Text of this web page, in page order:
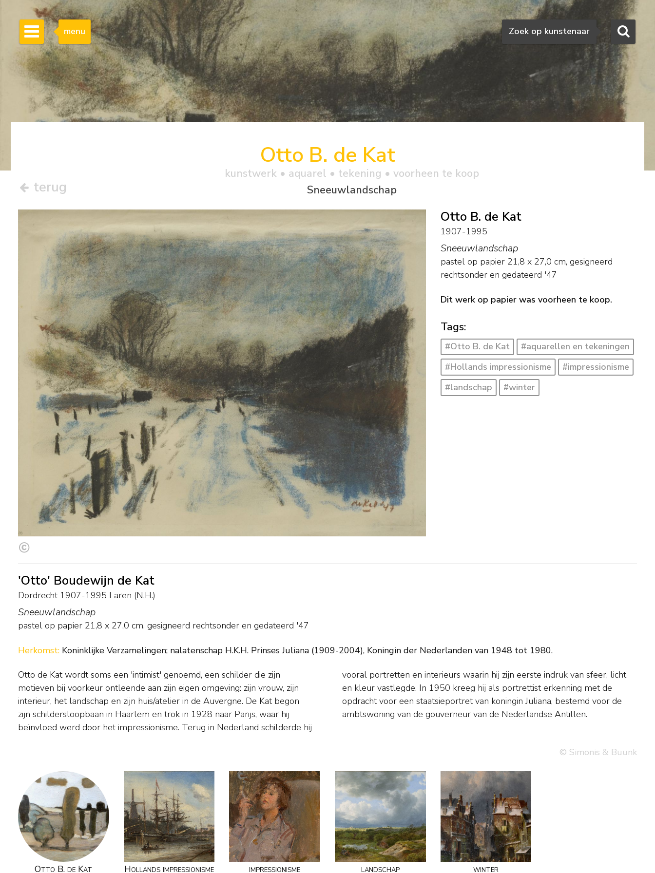
Zoeken
Zoek op kunstenaar
menu
terug
Otto B. de Kat
kunstwerk • aquarel • tekening • voorheen te koop
Sneeuwlandschap
Otto B. de Kat
1907-1995
Sneeuwlandschap
pastel op papier 21,8 x 27,0 cm, gesigneerd
rechtsonder en gedateerd '47
Dit werk op papier was voorheen te koop.
Tags:
#Otto B. de Kat
#aquarellen en tekeningen
#Hollands impressionisme
#impressionisme
#landschap
#winter
'Otto' Boudewijn de Kat
Dordrecht 1907-1995 Laren (N.H.)
Sneeuwlandschap
pastel op papier 21,8 x 27,0 cm, gesigneerd rechtsonder en gedateerd '47
Herkomst: Koninklijke Verzamelingen; nalatenschap H.K.H. Prinses Juliana (1909-2004), Koningin der Nederlanden van 1948 tot 1980.
Otto de Kat wordt soms een 'intimist' genoemd, een schilder die zijn
motieven bij voorkeur ontleende aan zijn eigen omgeving: zijn vrouw, zijn
interieur, het landschap en zijn huis/atelier in de Auvergne. De Kat begon
zijn schildersloopbaan in Haarlem en trok in 1928 naar Parijs, waar hij
beïnvloed werd door het impressionisme. Terug in Nederland schilderde hij
vooral portretten en interieurs waarin hij zijn eerste indruk van sfeer, licht
en kleur vastlegde. In 1950 kreeg hij als portrettist erkenning met de
opdracht voor een staatsieportret van koningin Juliana, bestemd voor de
ambtswoning van de gouverneur van de Nederlandse Antillen.
© Simonis & Buunk
Otto B. de Kat Hollands impressionisme impressionisme landschap winter